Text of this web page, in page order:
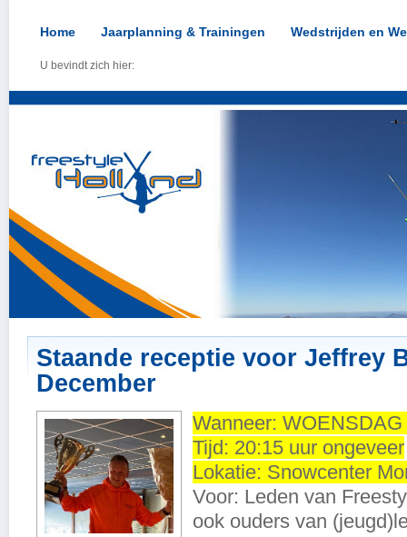
Staande receptie voor Jeffrey
December
Wanneer:
Tijd: 20:15 uur ongeveer
Lokatie: Snowcenter
Voor: Leden van
ook ouders van
Home Jaarplanning & Trainingen Wedstrijden en
U bevindt zich hier: